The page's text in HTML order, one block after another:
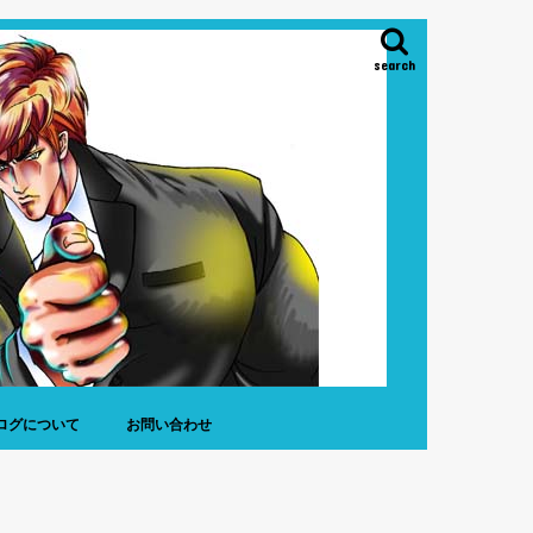
search
グについて お問い合わせ